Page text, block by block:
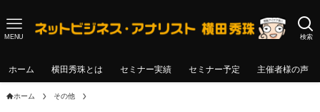
検索
MENU
ホーム 横田秀珠とは セミナー実績 セミナー予定 主催者様の声
ホーム その他